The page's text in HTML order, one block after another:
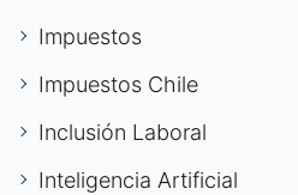
Impuestos
Impuestos Chile
Inclusión Laboral
Inteligencia Artificial